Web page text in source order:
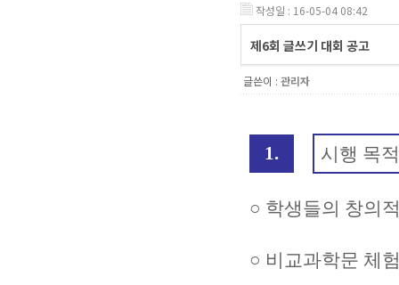
작성일 : 16-05-04 08:42
제6회 글쓰기 대회 공고
글쓴이 : 관리자
1. 시행 목적
○ 학생들의 창의
○ 비교과학문 체